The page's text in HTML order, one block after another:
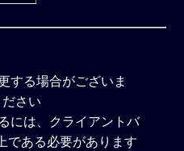
する場合がございま
さい
には、クライアントバ
である必要があります